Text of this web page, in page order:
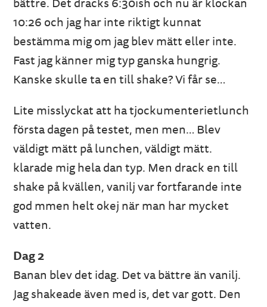
10:26 och jag har inte riktigt kunnat
bestämma mig om jag blev mätt eller inte.
Fast jag känner mig typ ganska hungrig.
Kanske skulle ta en till shake? Vi får se…
Lite misslyckat att ha tjockumenterietlunch
första dagen på testet, men men… Blev
väldigt mätt på lunchen, väldigt mätt.
klarade mig hela dan typ. Men drack en till
shake på kvällen, vanilj var fortfarande inte
god mmen helt okej när man har mycket
vatten.
Dag 2
Banan blev det idag. Det va bättre än vanilj.
Jag shakeade även med is, det var gott. Den